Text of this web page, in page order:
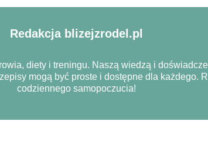
Redakcja blizejzrodel.pl
diety i treningu. Naszą wiedzą i
mogą być proste i dostępne dla każdego.
codziennego samopoczucia!